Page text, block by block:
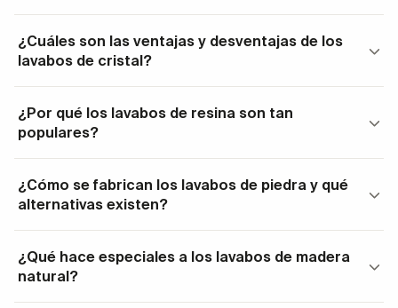
Lavabos de cuarto de baño:
principales materiales
uno sus particularidades encontrarás diferentes
características, estilos, acabados y, como no,
algunos de estos materiales te ayudará
Lavabos de baño de cerámica
¿Cuáles son las ventajas y desventajas de los
lavabos de cristal?
¿Por qué los lavabos de resina son tan
populares?
¿Cómo se fabrican los lavabos de piedra y qué
alternativas existen?
¿Qué hace especiales a los lavabos de madera
natural?